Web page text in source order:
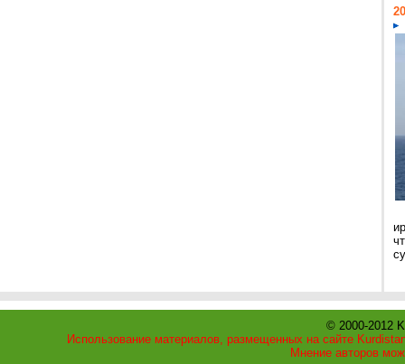
© 2000-2012
Использование материалов, размещенных на сайте
Мнение авторов